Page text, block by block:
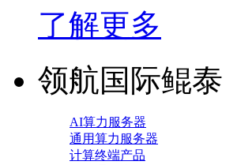
了解更多
领航国际鲲泰
AI算力服务器
通用算力服务器
计算终端产品